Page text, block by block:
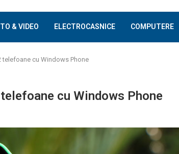
& VIDEO ELECTROCASNICE COMPUTERE
telefoane cu Windows Phone
cu Windows Phone